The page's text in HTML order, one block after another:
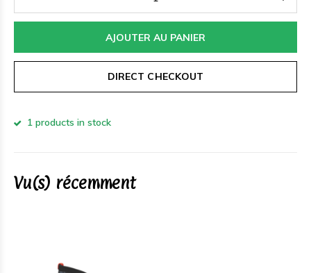
AJOUTER AU PANIER
DIRECT CHECKOUT
1 products in stock
Vu(s) récemment